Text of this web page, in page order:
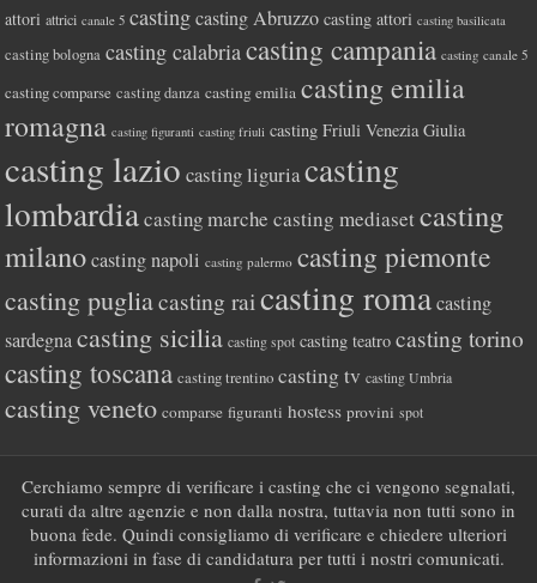
attori attrici canale 5 casting casting Abruzzo casting attori casting basilicata
casting bologna casting calabriacasting campania casting canale 5
casting comparse casting danza casting emilia casting emilia
romagna casting figuranti casting friuli casting Friuli Venezia Giulia
casting lazio casting liguriacasting
lombardiacasting marche casting mediasetcasting
milano casting napoli casting palermo casting piemonte
casting pugliacasting rai casting roma casting
sardegna casting sicilia casting spot casting teatro casting torino
casting toscana casting trentino casting tv casting Umbria
casting veneto comparse figuranti hostess provini spot
Cerchiamo sempre di verificare i casting che ci vengono segnalati,
curati da altre agenzie e non dalla nostra, tuttavia non tutti sono in
buona fede. Quindi consigliamo di verificare e chiedere ulteriori
informazioni in fase di candidatura per tutti i nostri comunicati.